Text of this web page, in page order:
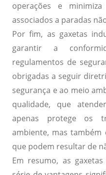
operações e
associados a paradas
Por fim, as gaxetas
garantir a
regulamentos de
obrigadas a seguir
segurança e ao meio
qualidade, que
apenas protege os
ambiente, mas também
que podem resultar de
Em resumo, as